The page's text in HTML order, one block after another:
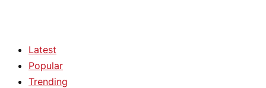
Latest
Popular
Trending